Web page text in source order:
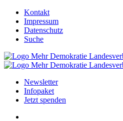
Kontakt
Impressum
Datenschutz
Suche
Newsletter
Infopaket
Jetzt spenden